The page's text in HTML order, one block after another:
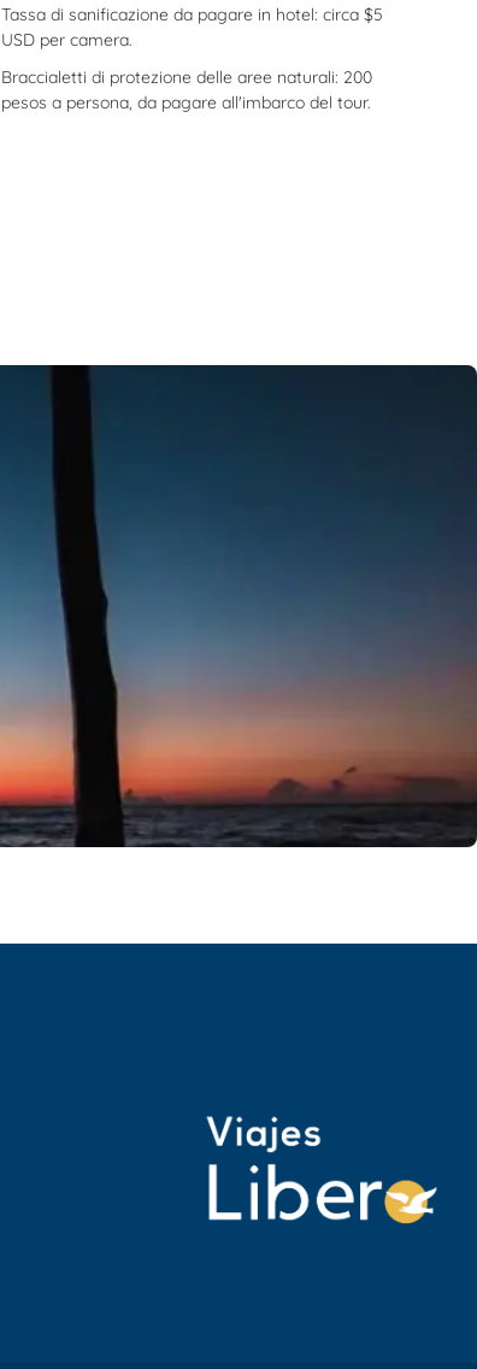
Tassa di sanificazione da pagare in hotel: circa $5
USD per camera.
Braccialetti di protezione delle aree naturali: 200
pesos a persona, da pagare all'imbarco del tour.